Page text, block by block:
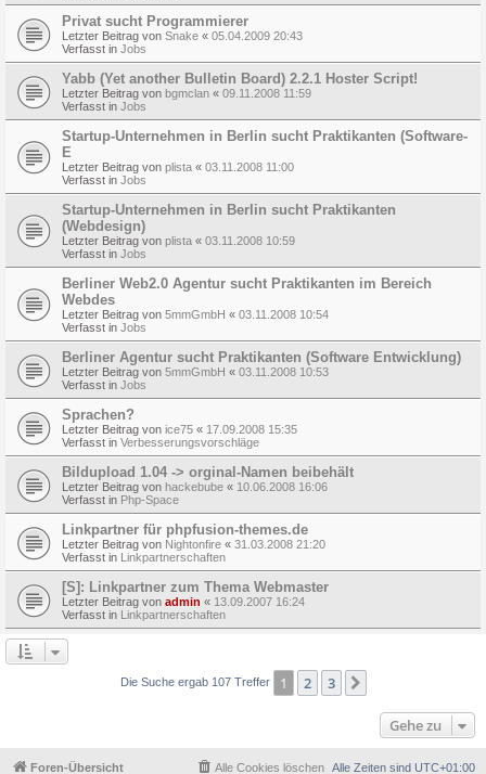
Privat sucht Programmierer
Letzter Beitrag von Snake « 05.04.2009 20:43
Verfasst in Jobs
Yabb (Yet another Bulletin Board) 2.2.1 Hoster Script!
Letzter Beitrag von bgmclan « 09.11.2008 11:59
Verfasst in Jobs
Startup-Unternehmen in Berlin sucht Praktikanten (Software-
E
Letzter Beitrag von plista « 03.11.2008 11:00
Verfasst in Jobs
Startup-Unternehmen in Berlin sucht Praktikanten
(Webdesign)
Letzter Beitrag von plista « 03.11.2008 10:59
Verfasst in Jobs
Berliner Web2.0 Agentur sucht Praktikanten im Bereich
Webdes
Letzter Beitrag von 5mmGmbH « 03.11.2008 10:54
Verfasst in Jobs
Berliner Agentur sucht Praktikanten (Software Entwicklung)
Letzter Beitrag von 5mmGmbH « 03.11.2008 10:53
Verfasst in Jobs
Sprachen?
Letzter Beitrag von ice75 « 17.09.2008 15:35
Verfasst in Verbesserungsvorschläge
Bildupload 1.04 -> orginal-Namen beibehält
Letzter Beitrag von hackebube « 10.06.2008 16:06
Verfasst in Php-Space
Linkpartner für phpfusion-themes.de
Letzter Beitrag von Nightonfire « 31.03.2008 21:20
Verfasst in Linkpartnerschaften
[S]: Linkpartner zum Thema Webmaster
Letzter Beitrag von admin « 13.09.2007 16:24
Verfasst in Linkpartnerschaften
Die Suche ergab 107 Treffer 1 2 3
Gehe zu
Foren-Übersicht Alle Zeiten sind UTC+01:00
Alle Cookies löschen